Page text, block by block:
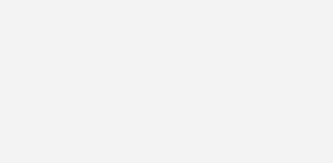
mit der Anlage sind sehr gut, berichtet Keßler
die Solarwärmeanlage an einem sonnigen
Keßler will jetzt einen dritten Speicher
mehr Solarwärme nutzen kann.